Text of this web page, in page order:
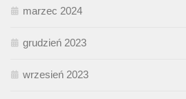
marzec 2024
grudzień 2023
wrzesień 2023